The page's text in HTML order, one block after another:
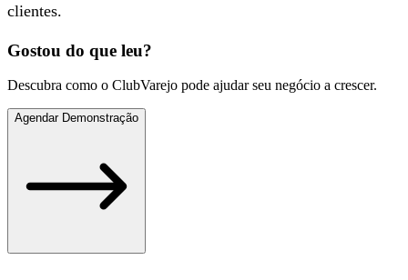
clientes.
Gostou do que leu?
Descubra como o ClubVarejo pode ajudar seu negócio a crescer.
Agendar Demonstração